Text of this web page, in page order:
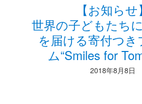
【お知らせ】
世界の子どもたち
を届ける寄付つき
ム“Smiles for
2018年8月8日